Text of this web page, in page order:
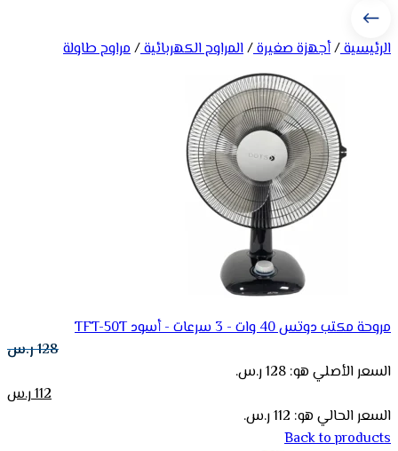
الرئيسية/أجهزة صغيرة/المراوح الكهربائية/مراوح طاولة
مروحة مكتب دوتس 40 وات - 3 سرعات - أسود TFT-50T
128ر.س
السعر الأصلي هو: 128 ر.س.
112ر.س
السعر الحالي هو: 112 ر.س.
Back to products